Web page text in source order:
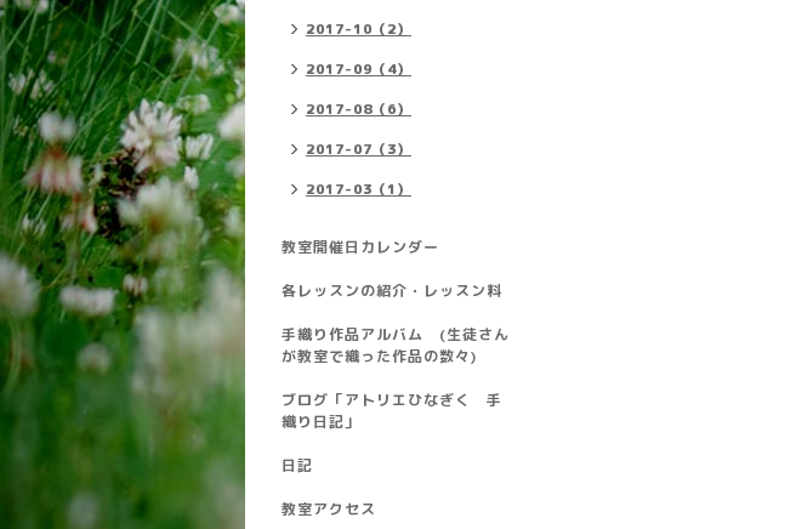
2017-10（2）
2017-09（4）
2017-08（6）
2017-07（3）
2017-03（1）
教室開催日カレンダー
各レッスンの紹介・レッスン料
手織り作品アルバム (生徒さん
が教室で織った作品の数々)
ブログ「アトリエひなぎく 手
織り日記」
日記
教室アクセス